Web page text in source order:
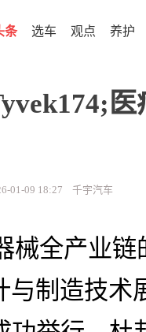
条 选车 观点 养护
01-09 18:27 千宇汽车
械全产业
与制造技术